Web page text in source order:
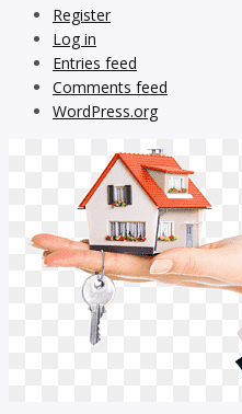
Register
Log in
Entries feed
Comments feed
WordPress.org